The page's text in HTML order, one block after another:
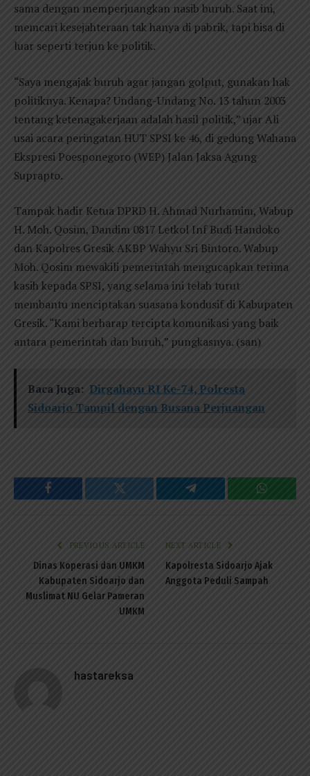
sama dengan memperjuangkan nasib buruh. Saat ini,
memcari kesejahteraan tak hanya di pabrik, tapi bisa di
luar seperti terjun ke politik.
“Saya mengajak buruh agar jangan golput, gunakan hak
politiknya. Kenapa? Undang-Undang No. 13 tahun 2003
tentang ketenagakerjaan adalah hasil politik,” ujar Ali
usai acara peringatan HUT SPSI ke 46, di gedung Wahana
Ekspresi Poesponegoro (WEP) Jalan Jaksa Agung
Suprapto.
Tampak hadir Ketua DPRD H. Ahmad Nurhamim, Wabup
H. Moh. Qosim, Dandim 0817 Letkol Inf Budi Handoko
dan Kapolres Gresik AKBP Wahyu Sri Bintoro. Wabup
Moh. Qosim mewakili pemerintah mengucapkan terima
kasih kepada SPSI, yang selama ini telah turut
membantu menciptakan suasana kondusif di Kabupaten
Gresik. “Kami berharap tercipta komunikasi yang baik
antara pemerintah dan buruh,” pungkasnya. (san)
Baca Juga: Dirgahayu RI Ke-74, Polresta
Sidoarjo Tampil dengan Busana Perjuangan
Facebook Twitter Telegram
PREVIOUS ARTICLE
Dinas Koperasi dan UMKM
Kabupaten Sidoarjo dan
Muslimat NU Gelar Pameran
UMKM
NEXT ARTICLE
Kapolresta Sidoarjo Ajak
Anggota Peduli Sampah
hastareksa